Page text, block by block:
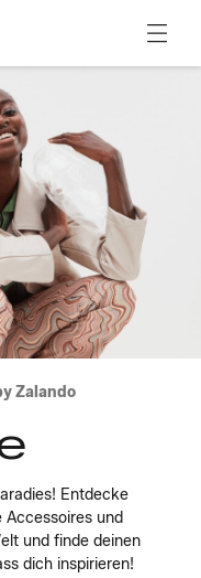
Zalando
Entdecke
und
und finde deinen
dich inspirieren!